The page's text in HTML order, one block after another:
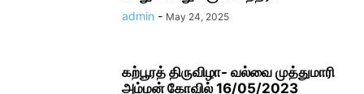
admin - May 24, 2025
கற்பூரத் திருவிழா- வல்வை முத்துமாரி
அம்மன் கோவில் 16/05/2023